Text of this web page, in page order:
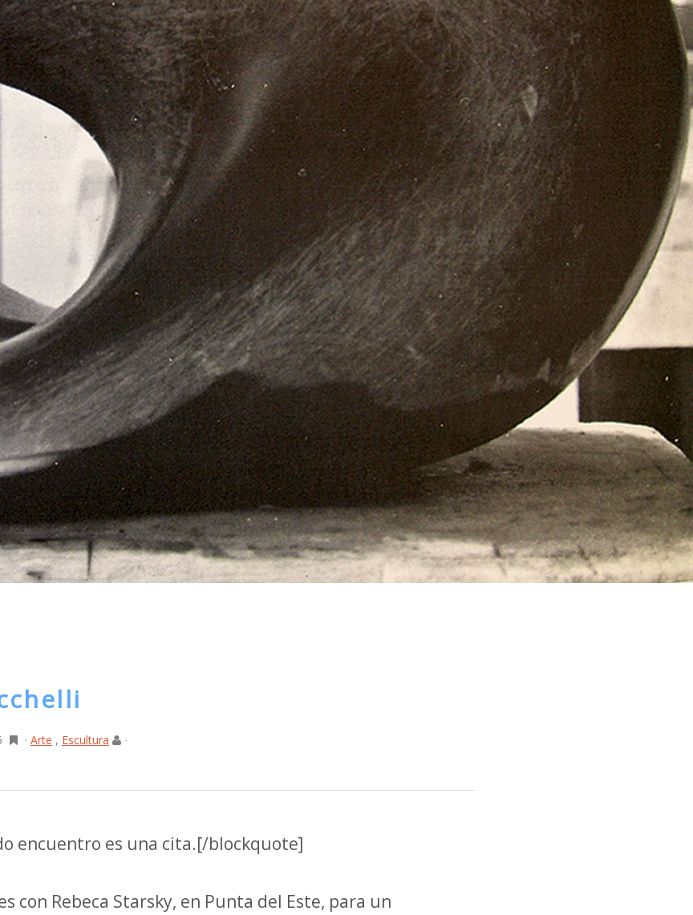
· Arte , Escultura ·
encuentro es una cita.[/blockquote]
con Rebeca Starsky, en Punta del Este, para un